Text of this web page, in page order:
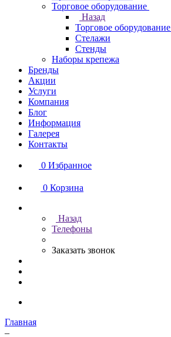
Торговое оборудование
Назад
Торговое оборудование
Стелажи
Стенды
Наборы крепежа
Бренды
Акции
Услуги
Компания
Блог
Информация
Галерея
Контакты
0 Избранное
0 Корзина
Назад
Телефоны
Заказать звонок
Главная
–